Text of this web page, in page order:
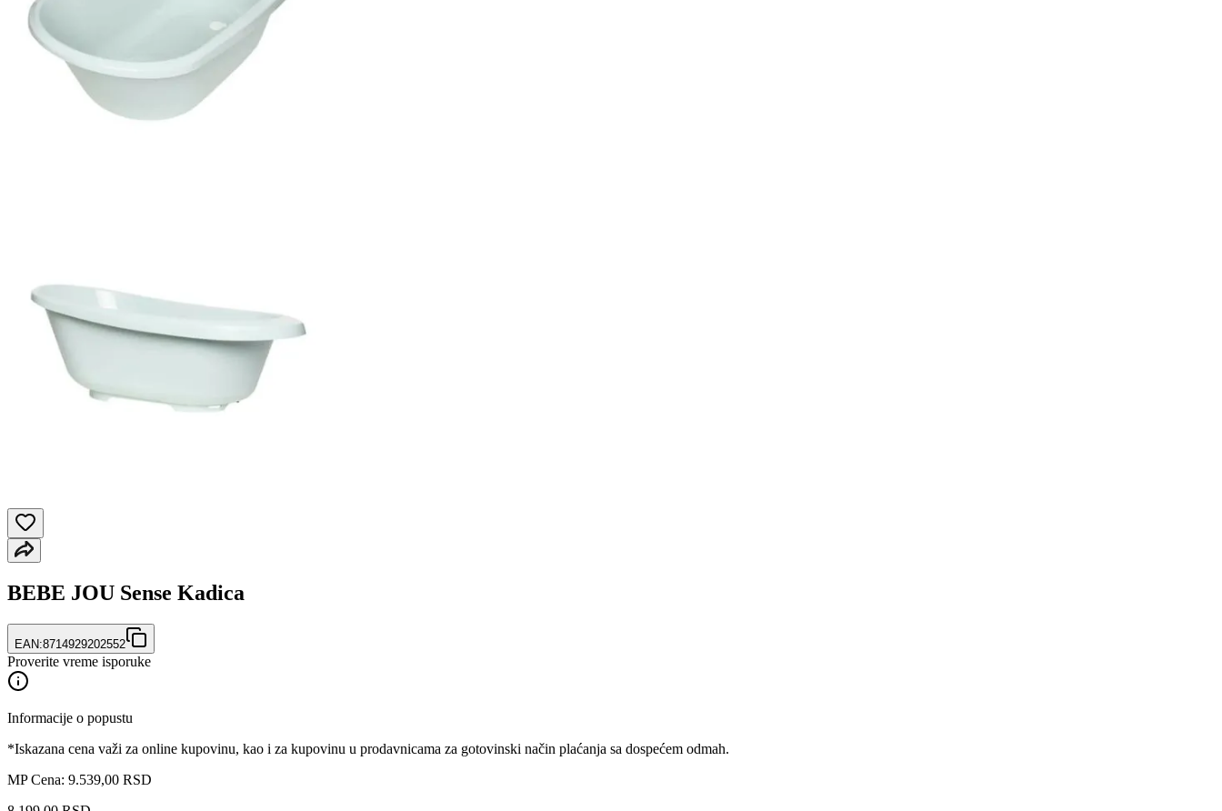
BEBE JOU Sense Kadica
EAN:8714929202552
Proverite vreme isporuke
Informacije o popustu
*Iskazana cena važi za online kupovinu, kao i za kupovinu u prodavnicama za gotovinski način plaćanja sa dospećem odmah.
MP Cena: 9.539,00 RSD